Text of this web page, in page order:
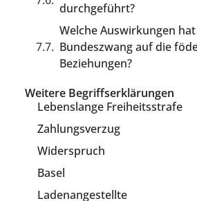
durchgeführt?
Welche Auswirkungen
Bundeszwang auf die
Beziehungen?
Weitere Begriffserklärungen
Lebenslange Freiheitsstrafe
Zahlungsverzug
Widerspruch
Basel
Ladenangestellte